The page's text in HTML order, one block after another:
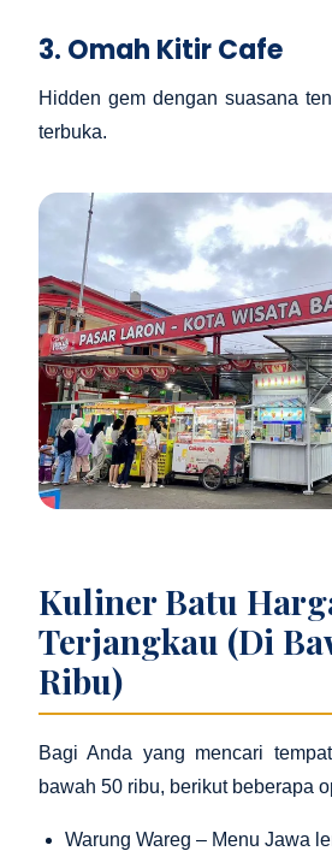
3. Omah Kitir Cafe
Hidden gem dengan suasana
terbuka.
Kuliner Batu
Terjangkau (Di
Ribu)
Bagi Anda yang mencari
bawah 50 ribu, berikut beberapa
Warung Wareg – Menu Jawa